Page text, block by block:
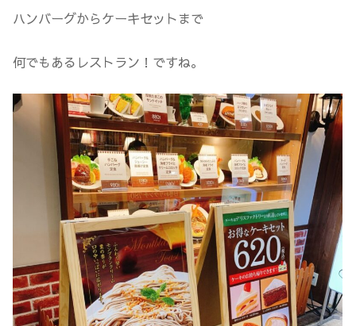
ハンバーグからケーキセットまで
何でもあるレストラン！ですね。